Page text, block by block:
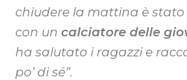
chiudere la mattina è stato
con un calciatore delle
ha salutato i ragazzi e
po’ di sé”.